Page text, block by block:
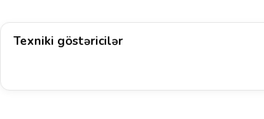
Texniki göstəricilər